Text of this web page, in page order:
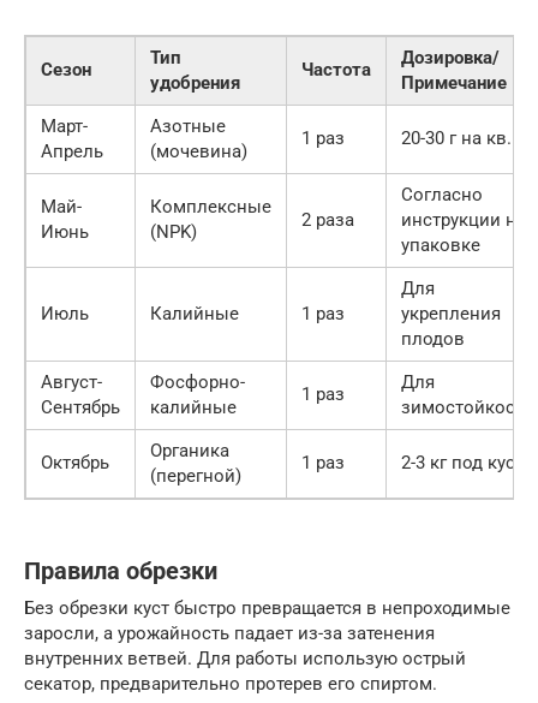
Сезон
Тип
удобрения
Частота
Дозировка/
Примечание
Март-
Апрель
Азотные
(мочевина)
1 раз 20-30 г на кв. м
Май-
Июнь
Комплексные
(NPK)
2 раза
Согласно
инструкции на
упаковке
Июль Калийные 1 раз
Для
укрепления
плодов
Август-
Сентябрь
Фосфорно-
калийные
1 раз
Для
зимостойкости
Октябрь
Органика
(перегной)
1 раз 2-3 кг под куст
Правила обрезки
Без обрезки куст быстро превращается в непроходимые
заросли, а урожайность падает из-за затенения
внутренних ветвей. Для работы использую острый
секатор, предварительно протерев его спиртом.